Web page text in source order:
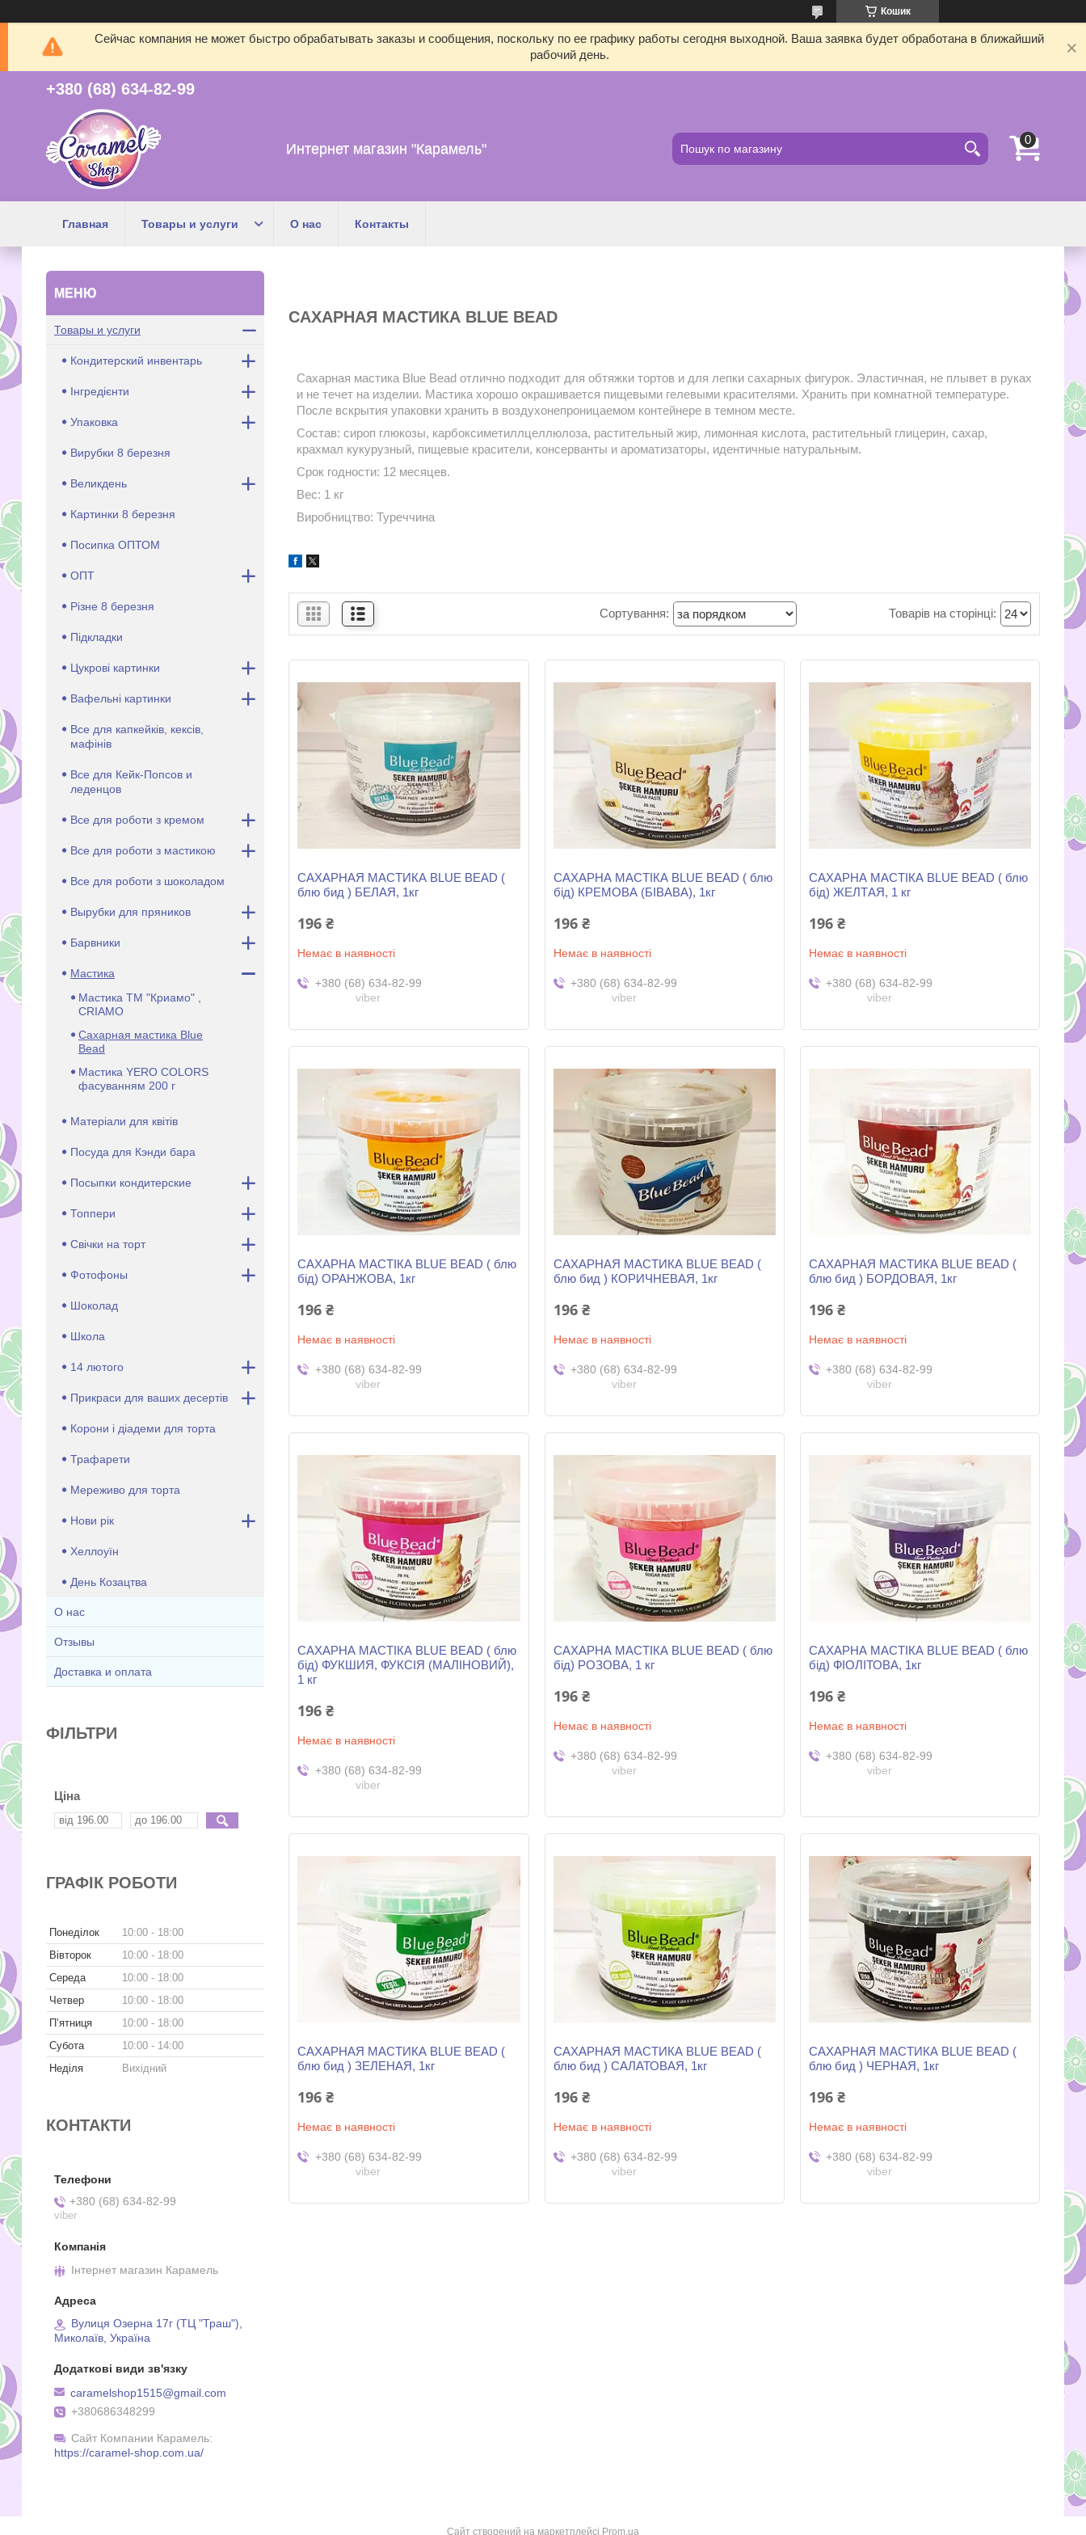
Кошик
Сейчас компания не может быстро обрабатывать заказы и сообщения, поскольку по ее графику работы сегодня выходной. Ваша заявка будет обработана в ближайший
рабочий день.
+380 (68) 634-82-99
Интернет магазин "Карамель"
Главная Товары и услуги О нас Контакты
САХАРНАЯ МАСТИКА BLUE BEAD
Сахарная мастика Blue Bead отлично подходит для обтяжки тортов и для лепки сахарных фигурок. Эластичная, не плывет в руках
и не течет на изделии. Мастика хорошо окрашивается пищевыми гелевыми красителями. Хранить при комнатной температуре.
После вскрытия упаковки хранить в воздухонепроницаемом контейнере в темном месте.
Состав: сироп глюкозы, карбоксиметиллцеллюлоза, растительный жир, лимонная кислота, растительный глицерин, сахар,
крахмал кукурузный, пищевые красители, консерванты и ароматизаторы, идентичные натуральным.
Срок годности: 12 месяцев.
Вес: 1 кг
Виробництво: Туреччина
САХАРНАЯ МАСТИКА BLUE BEAD (
блю бид ) БЕЛАЯ, 1кг
196 ₴
Немає в наявності
+380 (68) 634-82-99
viber
САХАРНА МАСТІКА BLUE BEAD ( блю
бід) КРЕМОВА (БІВАВА), 1кг
196 ₴
Немає в наявності
+380 (68) 634-82-99
viber
САХАРНА МАСТІКА BLUE BEAD ( блю
бід) ЖЕЛТАЯ, 1 кг
196 ₴
Немає в наявності
+380 (68) 634-82-99
viber
САХАРНА МАСТІКА BLUE BEAD ( блю
бід) ОРАНЖОВА, 1кг
196 ₴
Немає в наявності
+380 (68) 634-82-99
viber
САХАРНАЯ МАСТИКА BLUE BEAD (
блю бид ) КОРИЧНЕВАЯ, 1кг
196 ₴
Немає в наявності
+380 (68) 634-82-99
viber
САХАРНАЯ МАСТИКА BLUE BEAD (
блю бид ) БОРДОВАЯ, 1кг
196 ₴
Немає в наявності
+380 (68) 634-82-99
viber
САХАРНА МАСТІКА BLUE BEAD ( блю
бід) ФУКШИЯ, ФУКСІЯ (МАЛІНОВИЙ),
1 кг
196 ₴
Немає в наявності
+380 (68) 634-82-99
viber
САХАРНА МАСТІКА BLUE BEAD ( блю
бід) РОЗОВА, 1 кг
196 ₴
Немає в наявності
+380 (68) 634-82-99
viber
САХАРНА МАСТІКА BLUE BEAD ( блю
бід) ФІОЛІТОВА, 1кг
196 ₴
Немає в наявності
+380 (68) 634-82-99
viber
САХАРНАЯ МАСТИКА BLUE BEAD (
блю бид ) ЗЕЛЕНАЯ, 1кг
196 ₴
Немає в наявності
+380 (68) 634-82-99
viber
САХАРНАЯ МАСТИКА BLUE BEAD (
блю бид ) САЛАТОВАЯ, 1кг
196 ₴
Немає в наявності
+380 (68) 634-82-99
viber
САХАРНАЯ МАСТИКА BLUE BEAD (
блю бид ) ЧЕРНАЯ, 1кг
196 ₴
Немає в наявності
+380 (68) 634-82-99
viber
Товары и услуги
Кондитерский инвентарь
Інгредієнти
Упаковка
Вирубки 8 березня
Великдень
Картинки 8 березня
Посипка ОПТОМ
ОПТ
Різне 8 березня
Підкладки
Цукрові картинки
Вафельні картинки
Все для капкейків, кексів,
мафінів
Все для Кейк-Попсов и
леденцов
Все для роботи з кремом
Все для роботи з мастикою
Все для роботи з шоколадом
Вырубки для пряников
Барвники
Мастика
Мастика ТМ "Криамо" ,
CRIAMO
Сахарная мастика Blue
Bead
Мастика YERO COLORS
фасуванням 200 г
Матеріали для квітів
Посуда для Кэнди бара
Посыпки кондитерские
Топпери
Свічки на торт
Фотофоны
Шоколад
Школа
14 лютого
Прикраси для ваших десертів
Корони і діадеми для торта
Трафарети
Мереживо для торта
Нови рік
Хеллоуїн
День Козацтва
О нас
Отзывы
Доставка и оплата
ФІЛЬТРИ
Ціна
ГРАФІК РОБОТИ
Понеділок 10:00
18:00
Вівторок
10:00
18:00
Середа
10:00
18:00
Четвер
10:00
18:00
Пʼятниця
10:00
18:00
Субота
10:00
14:00
Неділя
Вихідний
КОНТАКТИ
+380 (68) 634-82-99
viber
Інтернет магазин Карамель
Вулиця Озерна 17г (ТЦ "Траш"),
Миколаїв, Україна
caramelshop1515@gmail.com
+380686348299
Сайт Компании Карамель
https://caramel-shop.com.ua/
Сайт створений на маркетплейсі Prom.ua